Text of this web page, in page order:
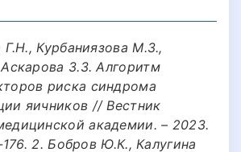
Г.Н., Курбаниязова М.З.,
З.З. Алгоритм
риска синдрома
яичников // Вестник
академии. – 2023.
2. Бобров Ю.К., Калугина